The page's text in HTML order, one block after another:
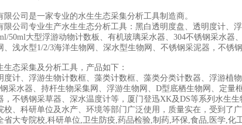
限公司是一家专业的水生生态采集分析工具制造商。
限公司专业生产水生生态分析工具：黑白透明度盘、透明度计、
50ml大型浮游动物计数板、有机玻璃采水器、304不锈钢采水器
、浅水型1/2/3海洋生物网、深水型生物网、不锈钢采泥器，不锈
生态采集及分析工具，产品如下：
度计、浮游生物计数框、藻类计数框、藻类分类计数器、浮游植
采水器、持杆生物采集网、浮游生物网、D型底栖生物网、定量
，不锈钢采草器、深水温度计等，厦门登迅XK及DS等系列水生
校、科研单位及水产、环境等部门广泛使用，质量实在，受到了广
省大专院校,科研单位,卫生防疫,药品检验,制药,环保,食品,医学,